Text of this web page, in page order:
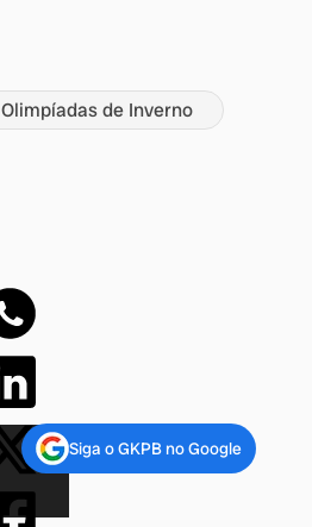
Olimpíadas de Inverno
Siga o GKPB no Google